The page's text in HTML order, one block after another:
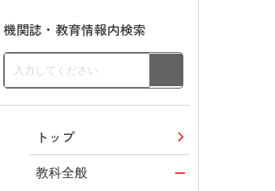
機関誌・教育情報内検索
トップ
教科全般